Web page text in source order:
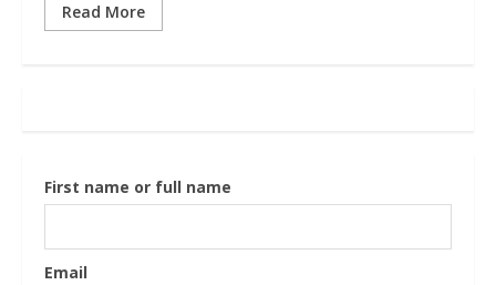
Read More
First name or full name
Email